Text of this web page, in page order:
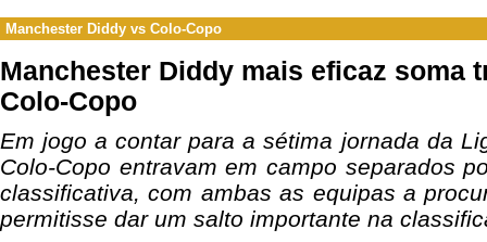
Manchester Diddy vs Colo-Copo
Manchester Diddy mais eficaz soma
Colo-Copo
Em jogo a contar para a sétima jornada da
Colo-Copo entravam em campo separados
classificativa, com ambas as equipas a
permitisse dar um salto importante na